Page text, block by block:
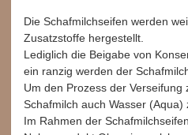
Die Schafmilchseifen werden
Zusatzstoffe hergestellt.
Lediglich die Beigabe von
ein ranzig werden der
Um den Prozess der
Schafmilch auch Wasser (Aqua)
Im Rahmen der